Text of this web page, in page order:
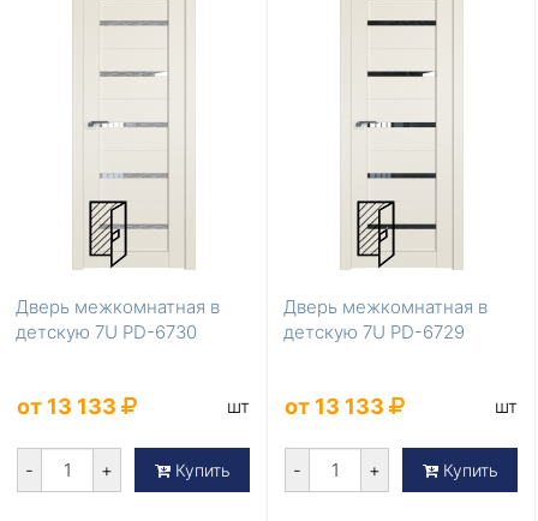
Дверь межкомнатная в
детскую 7U PD-6730
от 13 133 шт
- + Купить
Дверь межкомнатная в
детскую 7U PD-6729
от 13 133 шт
- + Купить